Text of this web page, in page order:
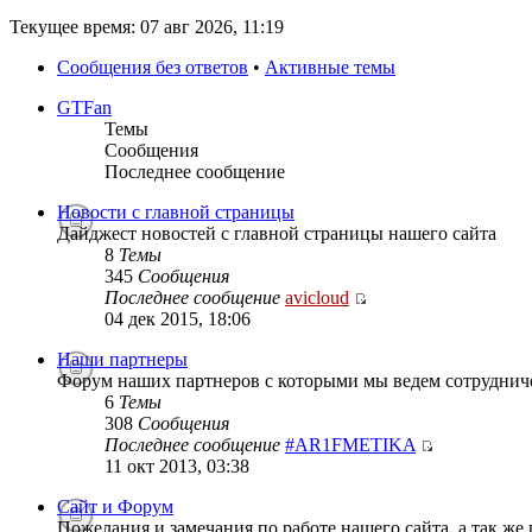
Текущее время: 07 авг 2026, 11:19
Сообщения без ответов • Активные темы
GTFan
Темы
Сообщения
Последнее сообщение
Новости с главной страницы
Дайджест новостей с главной страницы нашего сайта
8 Темы
345 Сообщения
Последнее сообщение avicloud
04 дек 2015, 18:06
Наши партнеры
Форум наших партнеров с которыми мы ведем
6 Темы
308 Сообщения
Последнее сообщение #AR1FMETIKA
11 окт 2013, 03:38
Сайт и Форум
Пожелания и замечания по работе нашего сайта, а так